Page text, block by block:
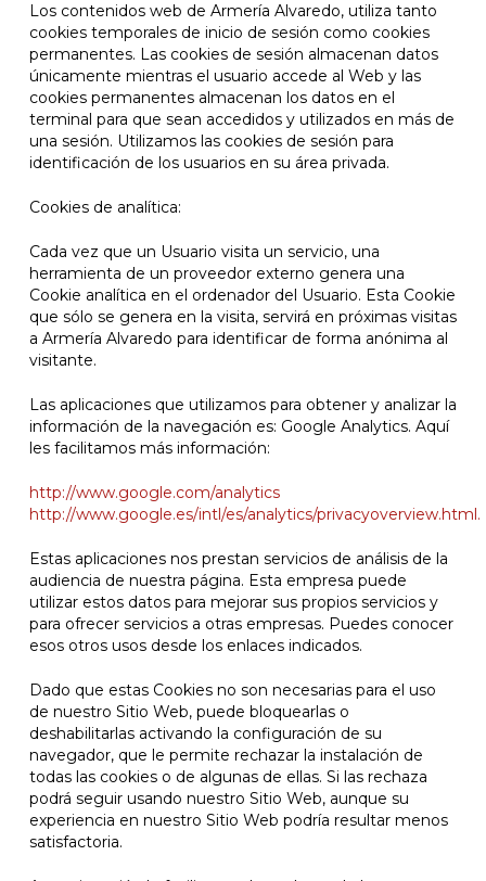
Los contenidos web de Armería Alvaredo, utiliza tanto
cookies temporales de inicio de sesión como cookies
permanentes. Las cookies de sesión almacenan datos
únicamente mientras el usuario accede al Web y las
cookies permanentes almacenan los datos en el
terminal para que sean accedidos y utilizados en más de
una sesión. Utilizamos las cookies de sesión para
identificación de los usuarios en su área privada.
Cookies de analítica:
Cada vez que un Usuario visita un servicio, una
herramienta de un proveedor externo genera una
Cookie analítica en el ordenador del Usuario. Esta Cookie
que sólo se genera en la visita, servirá en próximas visitas
a Armería Alvaredo para identificar de forma anónima al
visitante.
Las aplicaciones que utilizamos para obtener y analizar la
información de la navegación es: Google Analytics. Aquí
les facilitamos más información:
http://www.google.com/analytics
http://www.google.es/intl/es/analytics/privacyoverview.html.
Estas aplicaciones nos prestan servicios de análisis de la
audiencia de nuestra página. Esta empresa puede
utilizar estos datos para mejorar sus propios servicios y
para ofrecer servicios a otras empresas. Puedes conocer
esos otros usos desde los enlaces indicados.
Dado que estas Cookies no son necesarias para el uso
de nuestro Sitio Web, puede bloquearlas o
deshabilitarlas activando la configuración de su
navegador, que le permite rechazar la instalación de
todas las cookies o de algunas de ellas. Si las rechaza
podrá seguir usando nuestro Sitio Web, aunque su
experiencia en nuestro Sitio Web podría resultar menos
satisfactoria.